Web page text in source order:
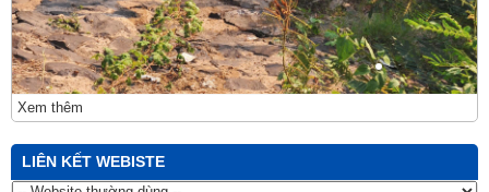
Xem thêm
LIÊN KẾT WEBISTE